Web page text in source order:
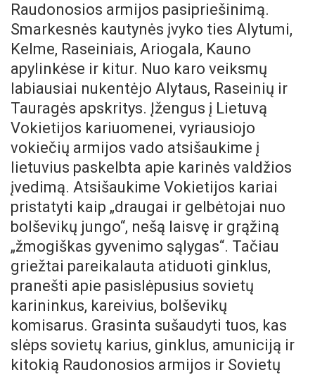
Raudonosios armijos pasipriešinimą.
Smarkesnės kautynės įvyko ties Alytumi,
Kelme, Raseiniais, Ariogala, Kauno
apylinkėse ir kitur. Nuo karo veiksmų
labiausiai nukentėjo Alytaus, Raseinių ir
Tauragės apskritys. Įžengus į Lietuvą
Vokietijos kariuomenei, vyriausiojo
vokiečių armijos vado atsišaukime į
lietuvius paskelbta apie karinės valdžios
įvedimą. Atsišaukime Vokietijos kariai
pristatyti kaip „draugai ir gelbėtojai nuo
bolševikų jungo“, nešą laisvę ir grąžiną
„žmogiškas gyvenimo sąlygas“. Tačiau
griežtai pareikalauta atiduoti ginklus,
pranešti apie pasislėpusius sovietų
karininkus, kareivius, bolševikų
komisarus. Grasinta sušaudyti tuos, kas
slėps sovietų karius, ginklus, amuniciją ir
kitokią Raudonosios armijos ir Sovietų